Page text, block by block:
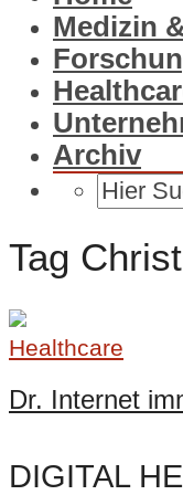
Medizin
Archiv
Tag
Healthcare
Dr. Internet
DIGITAL